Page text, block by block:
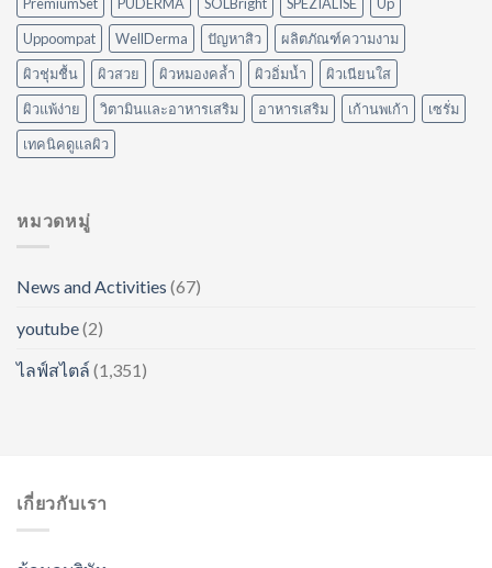
คุณ
Uppoompat
WellDerma ปัญหาสิว
ผลิตภัณฑ์ความงาม
ผิวชุ่มชื้น
ผิวสวย ผิวหมองคล้ำ ผิวอิ่มน้ำ
ผิวเนียนใส
ผิวแพ้ง่าย
วิตามินและอาหารเสริม อาหารเสริม เก้านพเก้า
เซรั่ม
เทคนิคดูแลผิว
หมวดหมู่
News and Activities (67)
youtube(2)
ไลฟ์สไตล์ (1,351)
เกี่ยวกับเรา